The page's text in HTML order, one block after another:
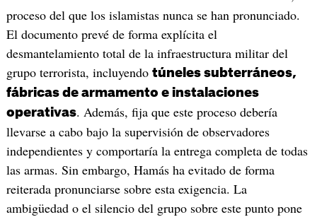
proceso del que los islamistas nunca se han pronunciado.
El documento prevé de forma explícita el
desmantelamiento total de la infraestructura militar del
grupo terrorista, incluyendo túneles subterráneos,
fábricas de armamento e instalaciones
operativas. Además, fija que este proceso debería
llevarse a cabo bajo la supervisión de observadores
independientes y comportaría la entrega completa de todas
las armas. Sin embargo, Hamás ha evitado de forma
reiterada pronunciarse sobre esta exigencia. La
ambigüedad o el silencio del grupo sobre este punto pone